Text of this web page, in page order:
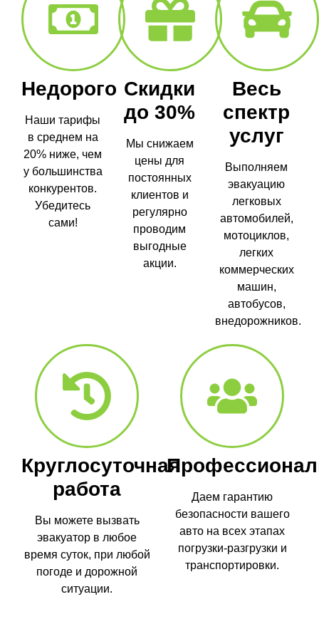
Недорого
Наши тарифы
в среднем на
20% ниже, чем
у большинства
конкурентов.
Убедитесь
сами!
Скидки
до 30%
Мы снижаем
цены для
постоянных
клиентов и
регулярно
проводим
выгодные
акции.
Весь
спектр
услуг
Выполняем
эвакуацию
легковых
автомобилей,
мотоциклов,
легких
коммерческих
машин,
автобусов,
внедорожников.
Круглосуточная
работа
Вы можете вызвать
эвакуатор в любое
время суток, при любой
погоде и дорожной
ситуации.
Даем гарантию
безопасности вашего
авто на всех этапах
погрузки-разгрузки и
транспортировки.